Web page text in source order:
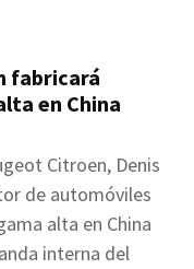
fabricará
en China
Citroen, Denis
de automóviles
alta en China
interna del